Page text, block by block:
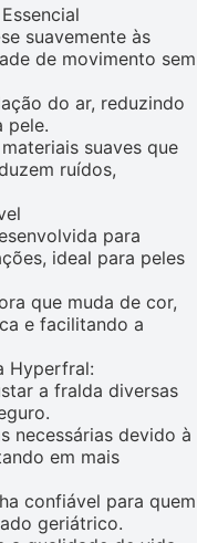
suavemente às
de movimento sem
do ar, reduzindo
pele.
suaves que
ruídos,
para
ideal para peles
que muda de cor,
e facilitando a
Hyperfral:
a fralda diversas
necessárias devido à
em mais
confiável para quem
geriátrico.